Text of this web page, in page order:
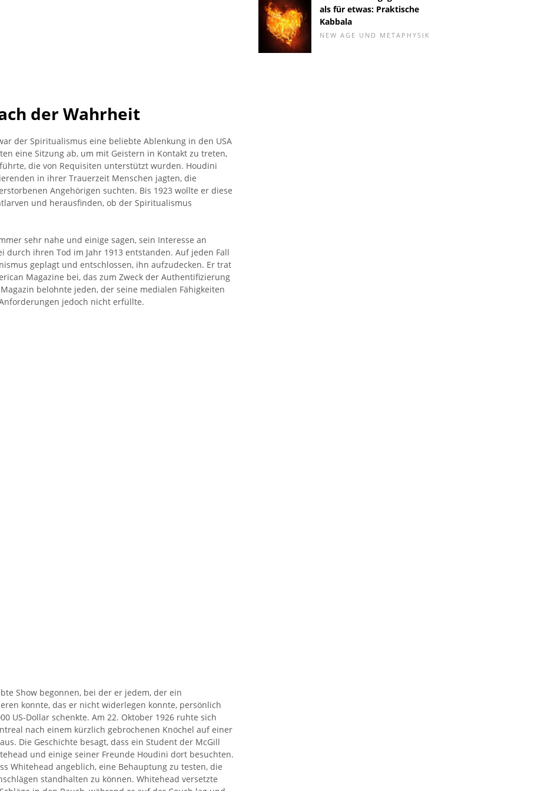
der Wahrheit
der Spiritualismus eine beliebte Ablenkung in den USA
eine Sitzung ab, um mit Geistern in Kontakt zu treten,
die von Requisiten unterstützt wurden. Houdini
in ihrer Trauerzeit Menschen jagten, die
Angehörigen suchten. Bis 1923 wollte er diese
und herausfinden, ob der Spiritualismus
sehr nahe und einige sagen, sein Interesse an
durch ihren Tod im Jahr 1913 entstanden. Auf jeden Fall
geplagt und entschlossen, ihn aufzudecken. Er trat
Magazine bei, das zum Zweck der Authentifizierung
belohnte jeden, der seine medialen Fähigkeiten
jedoch nicht erfüllte.
Show begonnen, bei der er jedem, der ein
konnte, das er nicht widerlegen konnte, persönlich
US-Dollar schenkte. Am 22. Oktober 1926 ruhte sich
nach einem kürzlich gebrochenen Knöchel auf einer
Die Geschichte besagt, dass ein Student der McGill
und einige seiner Freunde Houdini dort besuchten.
Whitehead angeblich, eine Behauptung zu testen, die
standhalten zu können. Whitehead versetzte
als für etwas: Praktische
Kabbala
NEW AGE UND METAPHYSIK